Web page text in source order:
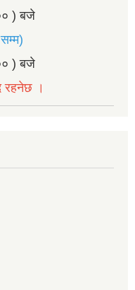
) बजे
) बजे
रहनेछ ।